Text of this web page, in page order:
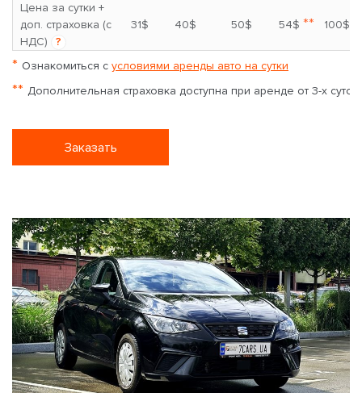
Цена за сутки +
доп. страховка (с
НДС)
?
31$ 40$ 50$ 54$ ** 100$
* Ознакомиться с условиями аренды авто на сутки
** Дополнительная страховка доступна при аренде от 3-х суток
Заказать